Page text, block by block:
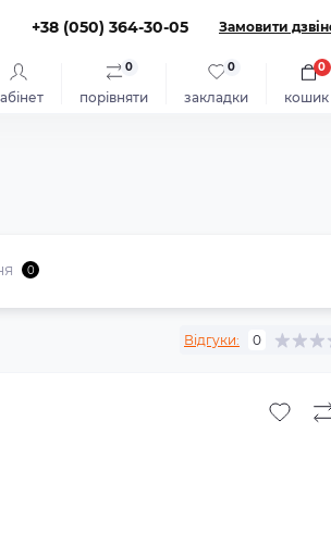
+38 (050) 364-30-05 Замовити
порівняти
0
закладки
0
кошик
0
0
Відгуки: 0